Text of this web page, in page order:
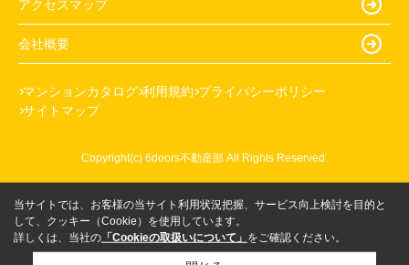
アクセスマップ
会社概要
マンションカタログ 利用規約 プライバシーポリシー
サイトマップ
Copyright(c) 6doors不動産部 All Rights Reserved.
当サイトでは、お客様の当サイト利用状況把握、サービス向上検討を目的と
して、クッキー（Cookie）を使用しています。
詳しくは、当社の 「Cookieの取扱いについて」 をご確認ください。